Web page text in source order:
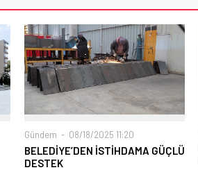
Gündem 08/18/2025 11:20
BELEDİYE’DEN İSTİHDAMA GÜÇLÜ
DESTEK